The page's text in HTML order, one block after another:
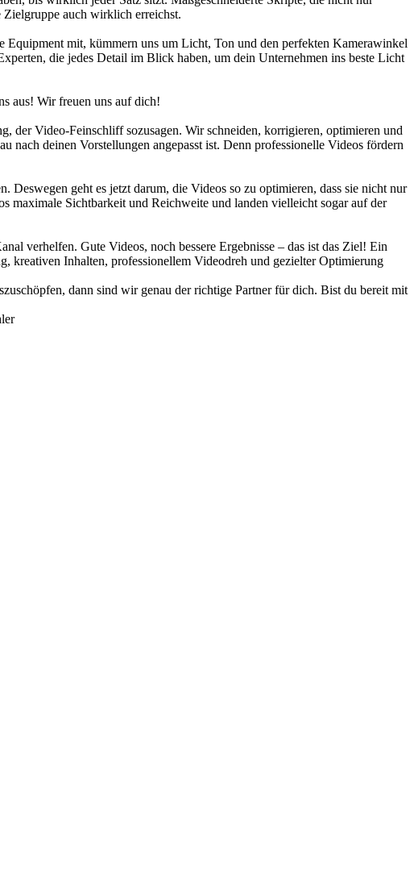
Zielgruppe auch wirklich erreichst.
Equipment mit, kümmern uns um Licht, Ton und den perfekten Kamerawinkel
die jedes Detail im Blick haben, um dein Unternehmen ins beste Licht
aus! Wir freuen uns auf dich!
der Video-Feinschliff sozusagen. Wir schneiden, korrigieren, optimieren und
nach deinen Vorstellungen angepasst ist. Denn professionelle Videos fördern
Deswegen geht es jetzt darum, die Videos so zu optimieren, dass sie nicht nur
maximale Sichtbarkeit und Reichweite und landen vielleicht sogar auf der
verhelfen. Gute Videos, noch bessere Ergebnisse – das ist das Ziel! Ein
kreativen Inhalten, professionellem Videodreh und gezielter Optimierung
dann sind wir genau der richtige Partner für dich. Bist du bereit mit